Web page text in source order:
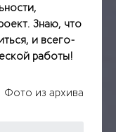
Знаю, что
и всего-
работы!
Фото из архива